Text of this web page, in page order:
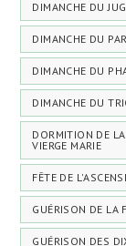
DIMANCHE DU
DIMANCHE DU
DIMANCHE DU
DIMANCHE DU
DORMITION DE
VIERGE MARIE
FÊTE DE
GUÉRISON DE LA
GUÉRISON DES